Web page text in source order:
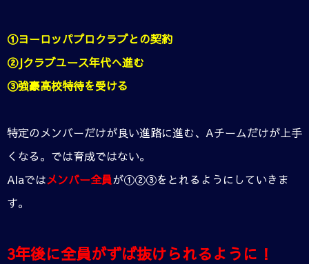
①ヨーロッパプロクラブとの契約
②Jクラブユース年代へ進む
③強豪高校特待を受ける
特定のメンバーだけが良い進路に進む、Aチームだけが上手
くなる。では育成ではない。
Alaではメンバー全員が①②③をとれるようにしていきま
す。
3年後に全員がずば抜けられるように！